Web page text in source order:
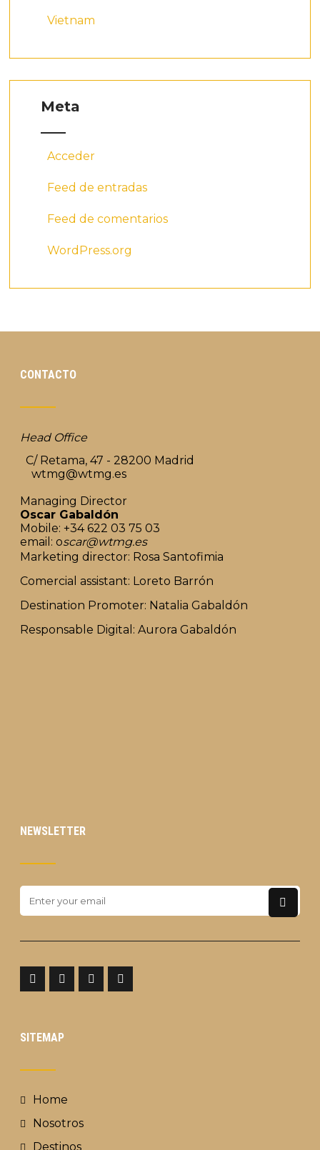
Vietnam
Meta
Acceder
Feed de entradas
Feed de comentarios
WordPress.org
CONTACTO
Head Office
C/ Retama, 47 - 28200 Madrid
wtmg@wtmg.es
Managing Director
Oscar Gabaldón
Mobile: +34 622 03 75 03
email: oscar@wtmg.es
Marketing director: Rosa Santofimia
Comercial assistant: Loreto Barrón
Destination Promoter: Natalia Gabaldón
Responsable Digital: Aurora Gabaldón
NEWSLETTER
SITEMAP
Home
Nosotros
Destinos